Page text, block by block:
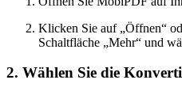
Klicken Sie auf „Öffnen“
Schaltfläche „Mehr“ und
2. Wählen Sie die